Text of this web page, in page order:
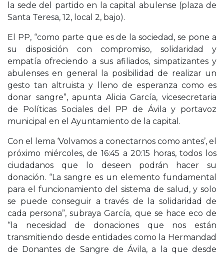
la sede del partido en la capital abulense (plaza de
Santa Teresa, 12, local 2, bajo).
El PP, “como parte que es de la sociedad, se pone a
su disposición con compromiso, solidaridad y
empatía ofreciendo a sus afiliados, simpatizantes y
abulenses en general la posibilidad de realizar un
gesto tan altruista y lleno de esperanza como es
donar sangre”, apunta Alicia García, vicesecretaria
de Políticas Sociales del PP de Ávila y portavoz
municipal en el Ayuntamiento de la capital.
Con el lema ‘Volvamos a conectarnos como antes’, el
próximo miércoles, de 16:45 a 20:15 horas, todos los
ciudadanos que lo deseen podrán hacer su
donación. “La sangre es un elemento fundamental
para el funcionamiento del sistema de salud, y solo
se puede conseguir a través de la solidaridad de
cada persona”, subraya García, que se hace eco de
“la necesidad de donaciones que nos están
transmitiendo desde entidades como la Hermandad
de Donantes de Sangre de Ávila, a la que desde